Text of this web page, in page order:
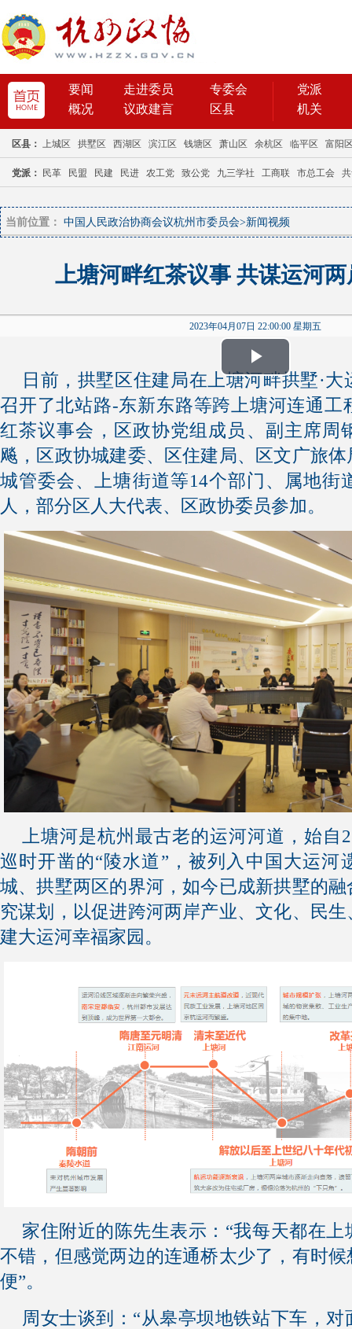
当前位置： 中国人民政治协商会议杭州市委员会>新闻视频
上塘河畔红茶议事 共谋运河
2023年04月07日 22:00:00 星期五
Play
Video
日前，拱墅区住建局在上塘河畔拱墅·
召开了北站路-东新东路等跨上塘河连通工
红茶议事会，区政协党组成员、副主席周
飚，区政协城建委、区住建局、区文广旅
城管委会、上塘街道等14个部门、属地街
人，部分区人大代表、区政协委员参加。
上塘河是杭州最古老的运河河道，始自
巡时开凿的“陵水道”，被列入中国大运河
城、拱墅两区的界河，如今已成新拱墅的
究谋划，以促进跨河两岸产业、文化、民
建大运河幸福家园。
家住附近的陈先生表示：“我每天都在
不错，但感觉两边的连通桥太少了，有时
便”。
周女士谈到：“从皋亭坝地铁站下车，